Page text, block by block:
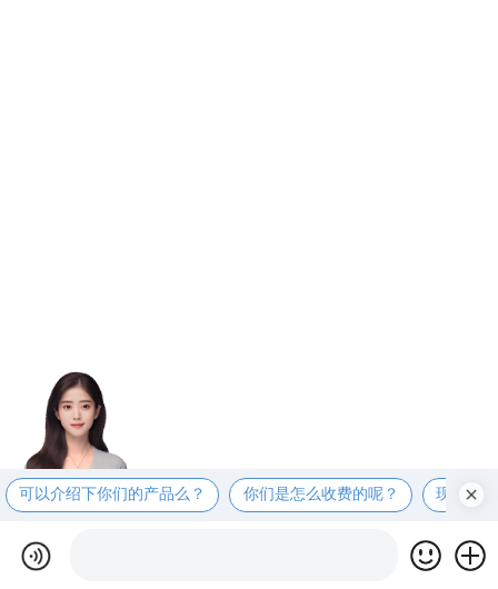
可以介绍下你们的产品么？ 你们是怎么收费的呢？ 现在有